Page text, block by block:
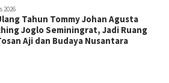
2026
Tahun Tommy Johan Agusta
Joglo Seminingrat, Jadi Ruang
Aji dan Budaya Nusantara